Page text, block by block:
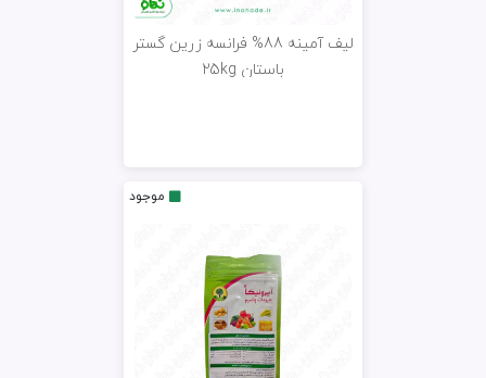
لیف آمینه 88% فرانسه زرین گستر
باستان 25kg
موجود